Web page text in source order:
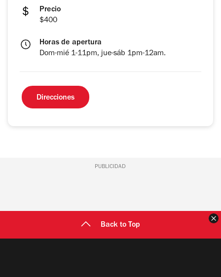
Precio
$400
Horas de apertura
Dom-mié 1-11pm, jue-sáb 1pm-12am.
Direcciones
PUBLICIDAD
Back to Top